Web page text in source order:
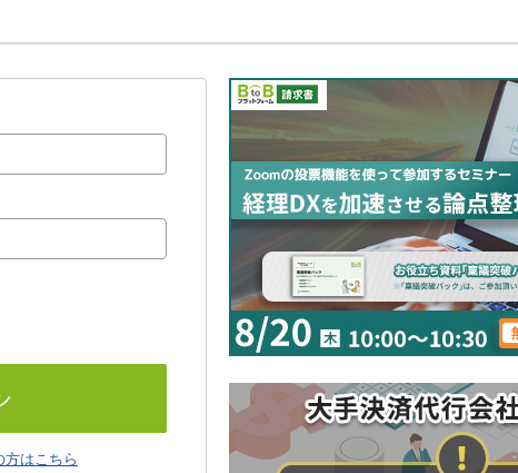
方はこちら